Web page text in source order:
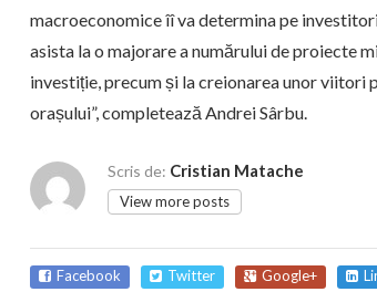
macroeconomice îî va determina pe
asista la o majorare a numărului de proiecte
investiție, precum și la creionarea unor viitori
orașului”, completează Andrei Sârbu.
Scris de: Cristian Matache
View more posts
Facebook Twitter Google+